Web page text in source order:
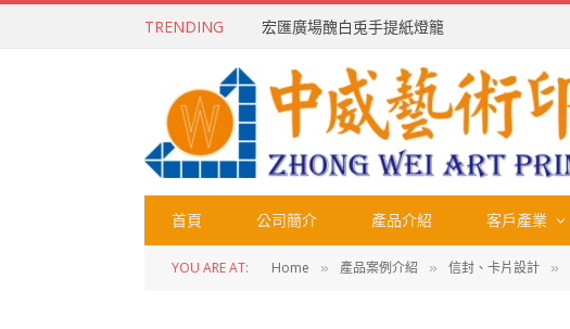
TRENDING 宏匯廣場醜白兎手提紙燈籠
首頁 公司簡介 產品介紹 客戶產業
YOU ARE AT: Home » 產品案例介紹 » 信封、卡片設計 »